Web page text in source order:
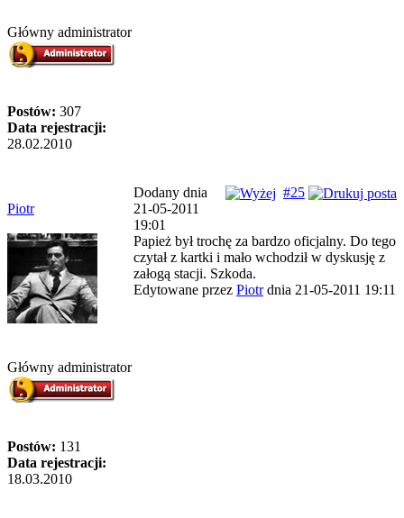
Główny administrator
Postów: 307
Data rejestracji:
28.02.2010
Piotr
#25
Dodany dnia
21-05-2011
19:01
Główny administrator
Postów: 131
Data rejestracji:
18.03.2010
Papież był trochę za bardzo oficjalny. Do tego
czytał z kartki i mało wchodził w dyskusję z
załogą stacji. Szkoda.
Edytowane przez Piotrdnia 21-05-2011 19:11